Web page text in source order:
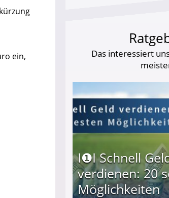
ein,
Das interessiert
I❶I Schnell
verdienen: 20
Möglichkeiten